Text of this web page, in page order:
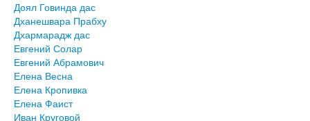
Доял Говинда дас
Дханешвара Прабху
Дхармарадж дас
Евгений Солар
Евгений Абрамович
Елена Весна
Елена Кропивка
Елена Фаист
Иван Круговой